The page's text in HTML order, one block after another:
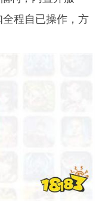
程自已操作，方